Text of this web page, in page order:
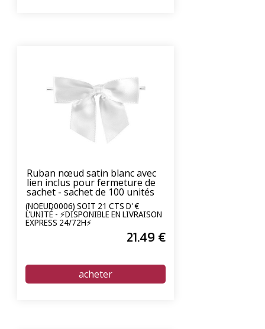
Ruban nœud satin blanc avec
lien inclus pour fermeture de
sachet - sachet de 100 unités
(NOEUD0006) SOIT 21 CTS D' €
L'UNITÉ - ⚡DISPONIBLE EN LIVRAISON
EXPRESS 24/72H⚡
21.49 €